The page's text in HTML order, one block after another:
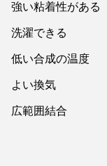
強い粘着性がある
洗濯できる
低い合成の温度
よい換気
広範囲結合